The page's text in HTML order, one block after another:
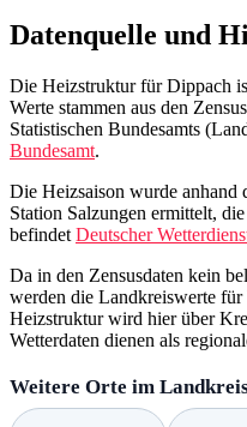
Datenquelle und
Die Heizstruktur für Dippach
Werte stammen aus den
Statistischen Bundesamts
Bundesamt.
Die Heizsaison wurde
Station Salzungen ermittelt,
befindet Deutscher
Da in den Zensusdaten kein
werden die Landkreiswerte
Heizstruktur wird hier über
Wetterdaten dienen als
Weitere Orte im